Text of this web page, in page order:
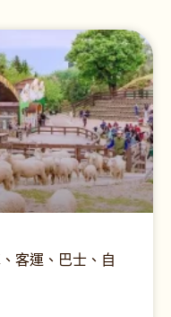
客運、巴士、自